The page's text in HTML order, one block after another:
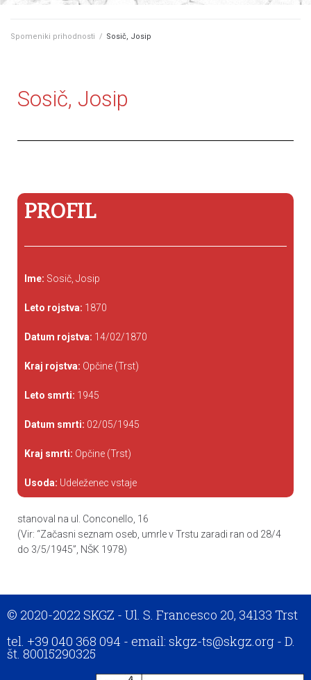
Spomeniki prihodnosti / Sosič, Josip
Sosič, Josip
PROFIL
Ime: Sosič, Josip
Leto rojstva: 1870
Datum rojstva: 14/02/1870
Kraj rojstva: Opčine (Trst)
Leto smrti: 1945
Datum smrti: 02/05/1945
Kraj smrti: Opčine (Trst)
Usoda: Udeleženec vstaje
stanoval na ul. Conconello, 16
(Vir: “Začasni seznam oseb, umrle v Trstu zaradi ran od 28/4
do 3/5/1945”, NŠK 1978)
© 2020-2022 SKGZ - Ul. S. Francesco 20, 34133 Trst
tel. +39 040 368 094 - email: skgz-ts@skgz.org - D.
št. 80015290325